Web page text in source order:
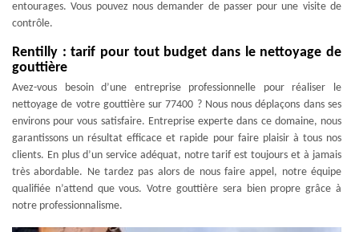
entourages. Vous pouvez nous demander de passer pour une visite de
contrôle.
Rentilly : tarif pour tout budget dans le nettoyage de
gouttière
Avez-vous besoin d’une entreprise professionnelle pour réaliser le
nettoyage de votre gouttière sur 77400 ? Nous nous déplaçons dans ses
environs pour vous satisfaire. Entreprise experte dans ce domaine, nous
garantissons un résultat efficace et rapide pour faire plaisir à tous nos
clients. En plus d’un service adéquat, notre tarif est toujours et à jamais
très abordable. Ne tardez pas alors de nous faire appel, notre équipe
qualifiée n’attend que vous. Votre gouttière sera bien propre grâce à
notre professionnalisme.